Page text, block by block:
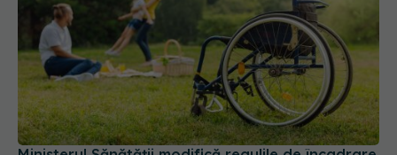
Ministerul Sănătății modifică regulile de încadrare
în grad de handicap